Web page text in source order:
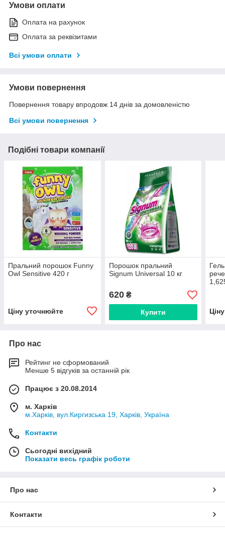
Умови оплати
Оплата на рахунок
Оплата за реквізитами
Всі умови оплати
Умови повернення
Повернення товару впродовж 14 днів за домовленістю
Всі умови повернення
Подібні товари компанії
Пральний порошок Funny
Owl Sensitive 420 г
Ціну уточнюйте
Порошок пральний
Signum Universal 10 кг
620₴
Купити
Про нас
Рейтинг не сформований
Менше 5 відгуків за останній рік
Працює з 20.08.2014
м. Харків
м.Харків, вул.Киргизська 19, Харків, Україна
Контакти
Сьогодні вихідний
Показати весь графік роботи
Про нас
Контакти